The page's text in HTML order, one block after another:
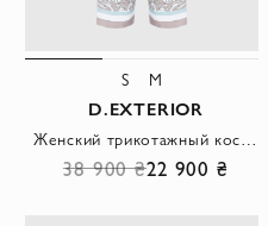
S M
D.EXTERIOR
Женский трикотажный костюм с этническим узором
38 900 ₴22 900 ₴